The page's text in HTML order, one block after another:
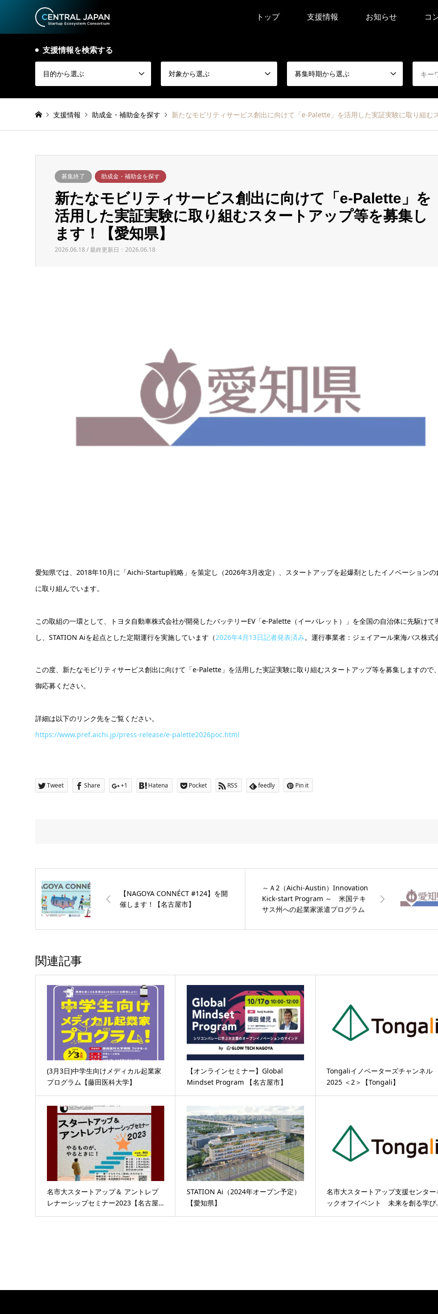
トップ 支援情報 お知らせ コ
支援情報を検索する
目的から選ぶ 対象から選ぶ 募集時期から選ぶ
支援情報 助成金・補助金を探す 新たなモビリティサービス創出に向けて「e-Palette」を活用した実証実験に取り組む
募集終了 助成金・補助金を探す
新たなモビリティサービス創出に向けて「e-Palette」を
活用した実証実験に取り組むスタートアップ等を募集し
ます！【愛知県】
2026.06.18 / 最終更新日：2026.06.18
愛知県では、2018年10月に「Aichi-Startup戦略」を策定し（2026年3月改定）、スタートアップを起爆剤としたイノベーションの
に取り組んでいます。
この取組の一環として、トヨタ自動車株式会社が開発したバッテリーEV「e-Palette（イーパレット）」を全国の自治体に先駆けて
し、STATION Aiを起点とした定期運行を実施しています（2026年4月13日記者発表済み。運行事業者：ジェイアール東海バス株式
この度、新たなモビリティサービス創出に向けて「e-Palette」を活用した実証実験に取り組むスタートアップ等を募集しますので
御応募ください。
詳細は以下のリンク先をご覧ください。
https://www.pref.aichi.jp/press-release/e-palette2026poc.html
Tweet Share +1 Hatena Pocket RSS feedly Pin it
【NAGOYA CONNÉCT #124】を開
催します！【名古屋市】
～Ａ2（Aichi-Austin）Innovation
Kick-start Program ～ 米国テキ
サス州への起業家派遣プログラム
県】
関連記事
(3月3日)中学生向けメディカル起業家
プログラム【藤田医科大学】
【オンラインセミナー】Global
Mindset Program 【名古屋市】
Tongaliイノベーターズチャンネル
2025 ＜2＞【Tongali】
名市大スタートアップ＆ アントレプ
レナーシップセミナー2023【名古屋…
STATION Ai（2024年オープン予定）
【愛知県】
名市大スタートアップ支援センター
ックオフイベント 未来を創る学